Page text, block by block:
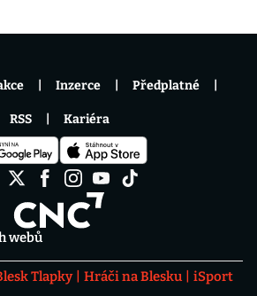
webů
Tlapky Hráči na Blesku
iSport
Inzerce Předplatné
RSS Kariéra